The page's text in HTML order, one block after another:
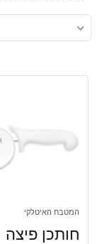
המטבח האיטלקי
חותכן פיצה